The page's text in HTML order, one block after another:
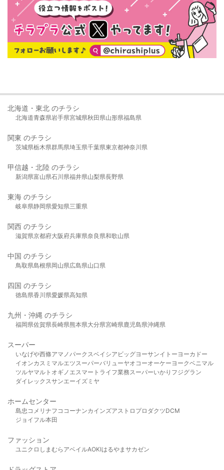
北海道・東北 のチラシ
北海道青森県岩手県宮城県秋田県山形県福島県
関東 のチラシ
茨城県栃木県群馬県埼玉県千葉県東京都神奈川県
甲信越・北陸 のチラシ
新潟県富山県石川県福井県山梨県長野県
東海 のチラシ
岐阜県静岡県愛知県三重県
関西 のチラシ
滋賀県京都府大阪府兵庫県奈良県和歌山県
中国 のチラシ
鳥取県島根県岡山県広島県山口県
四国 のチラシ
徳島県香川県愛媛県高知県
九州・沖縄 のチラシ
福岡県佐賀県長崎県熊本県大分県宮崎県鹿児島県沖縄県
スーパー
いなげや西條アマノパークスベイシア ビッグヨーサンイトーヨーカドー
イオンカスミ マルエツスーパーバリューヤオコーオーケー ヨークベニマル
ツルヤマルト オギノ エスマート ライフ業務スーパーいかり フジグラン
ダイレックスサンエーイズミヤ
ホームセンター
島忠 コメリ ナフコ コーナンカインズアストロプロダクツDCM
ジョイフル本田
ファッション
ユニクロ しまむら アベイルAOKIはるやま サカゼン